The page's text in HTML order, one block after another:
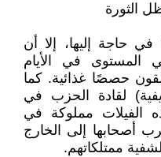
الثورة
حاجة إليها، إلا أن
المستوى في الأيام
حصصًا غذائية. كما
لقادة الحزب في
الفيلات مملوكة في
أصحابها إلى الخارج
ممتلكاتهم.